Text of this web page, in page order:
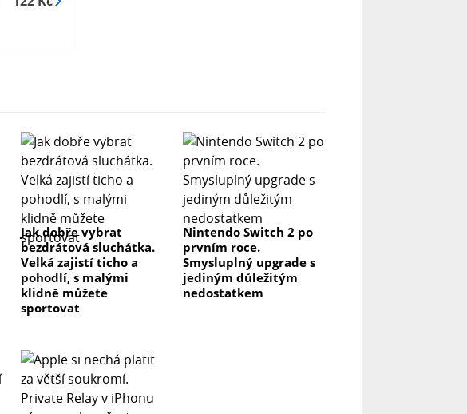
Jak dobře vybrat
bezdrátová sluchátka.
Velká zajistí ticho a
pohodlí, s malými
klidně můžete
sportovat
Nintendo Switch 2 po
prvním roce.
Smysluplný upgrade s
jediným důležitým
nedostatkem